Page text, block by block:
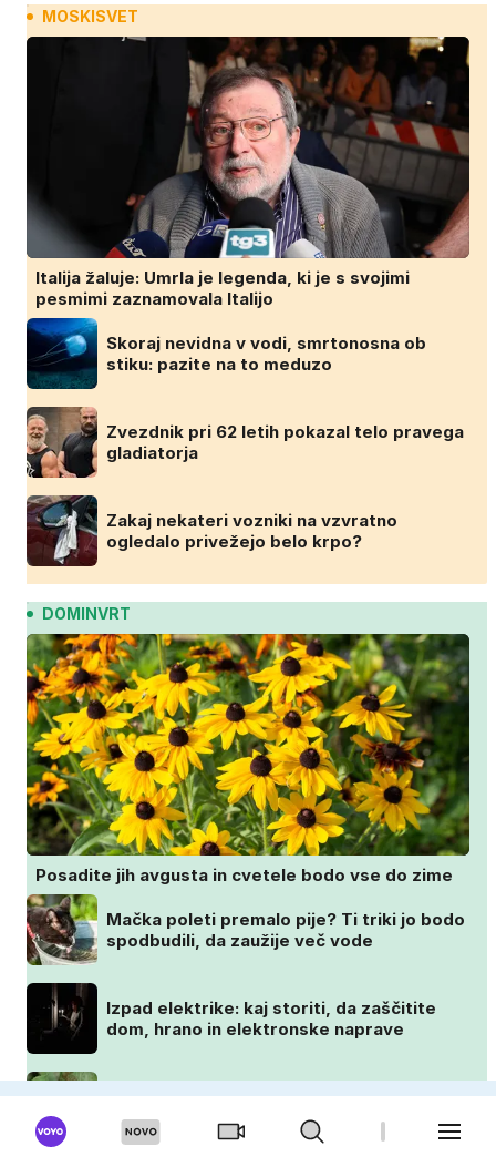
MOSKISVET
Italija žaluje: Umrla je legenda, ki je s svojimi
pesmimi zaznamovala Italijo
Skoraj nevidna v vodi, smrtonosna ob
stiku: pazite na to meduzo
Zvezdnik pri 62 letih pokazal telo pravega
gladiatorja
Zakaj nekateri vozniki na vzvratno
ogledalo privežejo belo krpo?
DOMINVRT
Posadite jih avgusta in cvetele bodo vse do zime
Mačka poleti premalo pije? Ti triki jo bodo
spodbudili, da zaužije več vode
Izpad elektrike: kaj storiti, da zaščitite
dom, hrano in elektronske naprave
Črne pege na vrtnicah? Ta preprosta
sestavina pomaga preprečiti težavo